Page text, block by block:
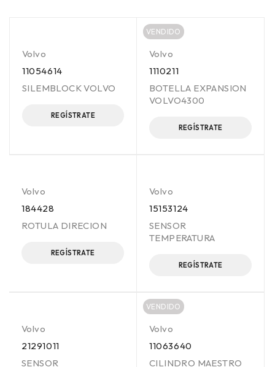
Volvo
11054614
SILEMBLOCK VOLVO
REGÍSTRATE
VENDIDO
Volvo
1110211
BOTELLA EXPANSION
VOLVO4300
REGÍSTRATE
Volvo
184428
ROTULA DIRECION
REGÍSTRATE
Volvo
15153124
SENSOR
TEMPERATURA
REGÍSTRATE
Volvo
21291011
SENSOR
VENDIDO
Volvo
11063640
CILINDRO MAESTRO